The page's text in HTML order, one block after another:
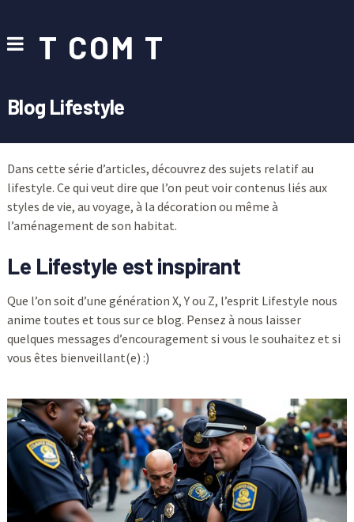
T COM T
Blog Lifestyle
Dans cette série d’articles, découvrez des sujets relatif au
lifestyle. Ce qui veut dire que l’on peut voir contenus liés aux
styles de vie, au voyage, à la décoration ou même à
l’aménagement de son habitat.
Le Lifestyle est inspirant
Que l’on soit d’une génération X, Y ou Z, l’esprit Lifestyle nous
anime toutes et tous sur ce blog. Pensez à nous laisser
quelques messages d’encouragement si vous le souhaitez et si
vous êtes bienveillant(e) :)